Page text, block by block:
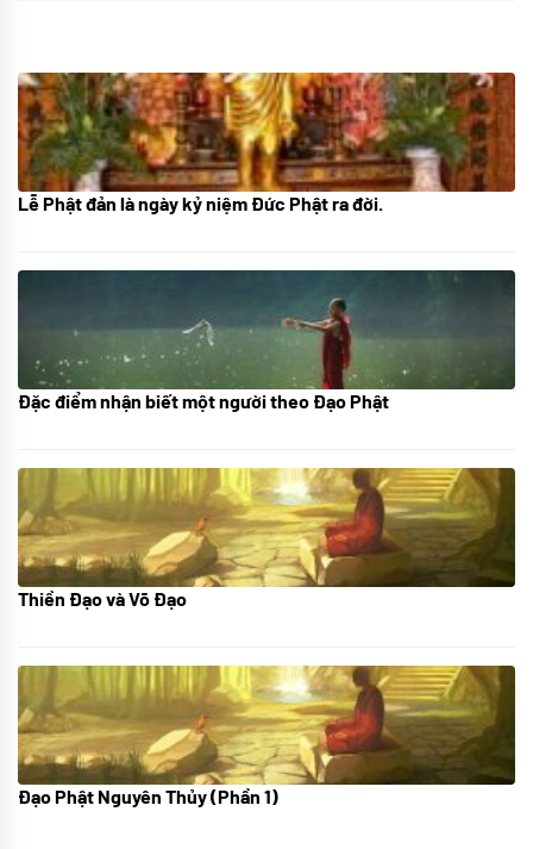
05/06/2024
Lễ Phật đản là ngày kỷ niệm Đức Phật ra đời.
01/06/2024
Đặc điểm nhận biết một người theo Đạo Phật
30/11/2022
Thiền Đạo và Võ Đạo
08/06/2022
Đạo Phật Nguyên Thủy (Phần 1)